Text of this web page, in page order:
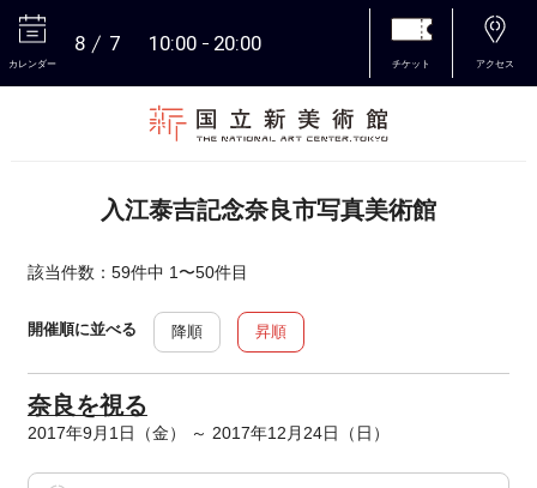
カレンダー
8 7 10:00 20:00
チケット アクセス
入江泰吉記念奈良市写真美術館
該当件数：59件中 1〜50件目
開催順に並べる 降順 昇順
奈良を視る
2017年9月1日（金） ～ 2017年12月24日（日）